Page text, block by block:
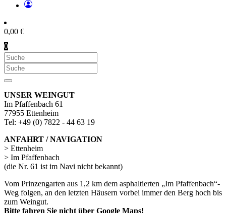
0,00 €
0
UNSER WEINGUT
Im Pfaffenbach 61
77955 Ettenheim
Tel: +49 (0) 7822 - 44 63 19
ANFAHRT / NAVIGATION
> Ettenheim
> Im Pfaffenbach
(die Nr. 61 ist im Navi nicht bekannt)
Vom Prinzengarten aus 1,2 km dem asphaltierten „Im Pfaffenbach“-
Weg folgen, an den letzten Häusern vorbei immer den Berg hoch bis
zum Weingut.
Bitte fahren Sie nicht über Google Maps!